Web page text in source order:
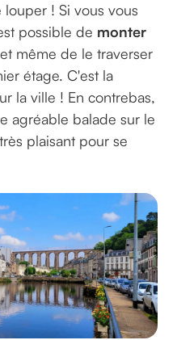
! Si vous vous
possible de monter
et même de le traverser
étage. C'est la
la ville ! En contrebas,
agréable balade sur le
plaisant pour se